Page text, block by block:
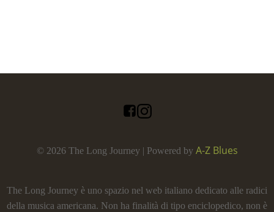
© 2026 The Long Journey | Powered by A-Z Blues
The Long Journey è uno spazio nel web italiano dedicato alle radici
della musica americana. Non ha finalità di tipo enciclopedico, non è